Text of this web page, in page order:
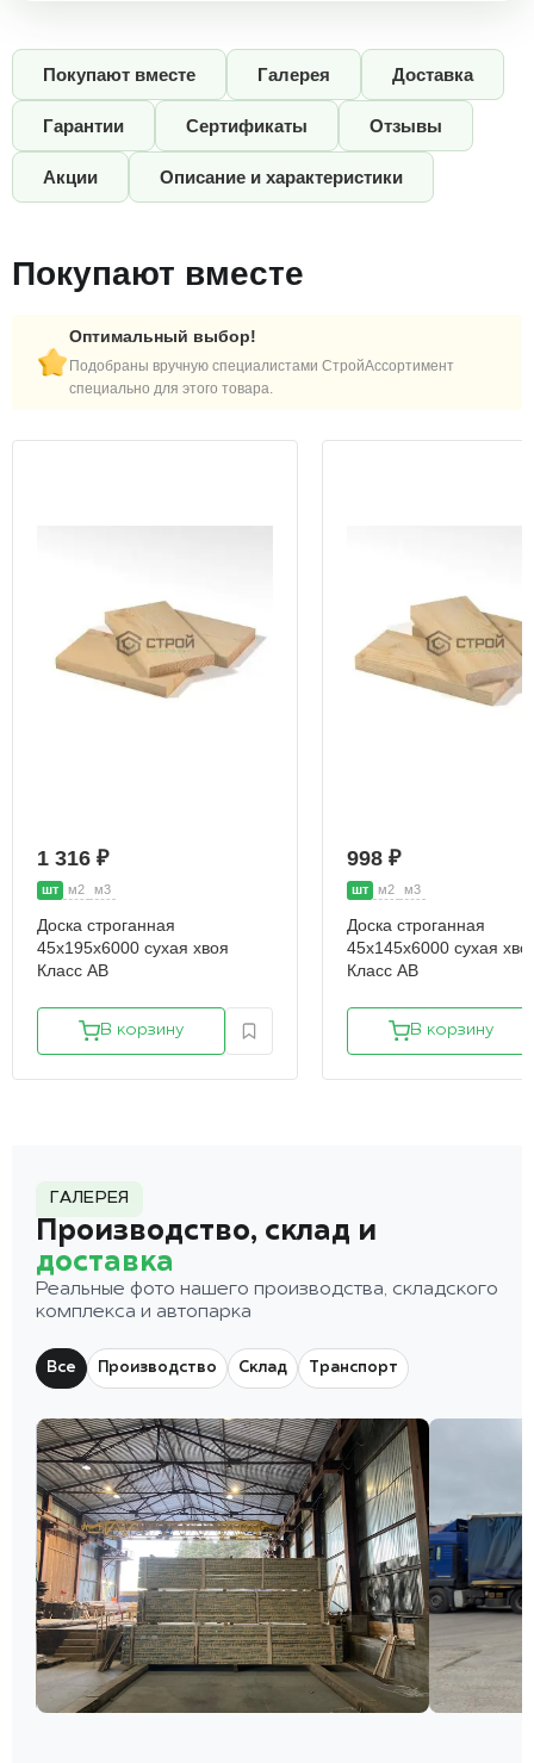
Покупают вместе Галерея Доставка
Гарантии Сертификаты Отзывы
Акции Описание и характеристики
Покупают вместе
Оптимальный выбор!
Подобраны вручную специалистами СтройАссортимент
специально для этого товара.
1 316 ₽
шт м2 м3
Доска строганная
45х195х6000 сухая хвоя
Класс АВ
В корзину
998 ₽
шт м2 м3
Доска строганная
45х145х6000 сухая
Класс АВ
В корзину
ГАЛЕРЕЯ
Производство, склад и
доставка
Реальные фото нашего производства, складского
комплекса и автопарка
Все Производство Склад Транспорт